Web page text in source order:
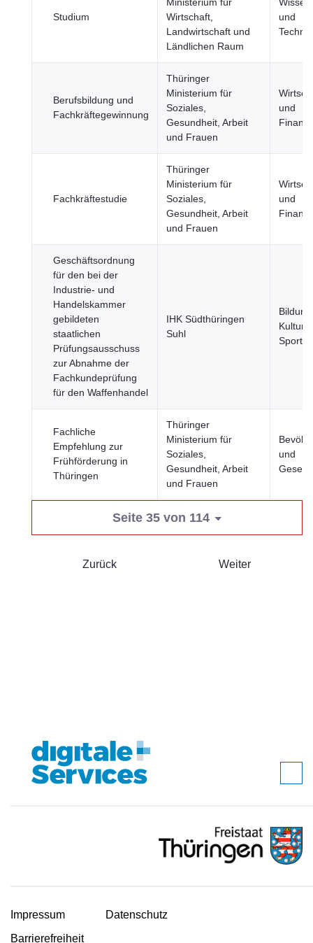
Studium
Wirtschaft,
Landwirtschaft und
Ländlichen Raum
und
Berufsbildung und
Fachkräftegewinnung
Thüringer
Ministerium für
Soziales,
Gesundheit, Arbeit
und Frauen
und
Fachkräftestudie
Thüringer
Ministerium für
Soziales,
Gesundheit, Arbeit
und Frauen
und
Geschäftsordnung
für den bei der
Industrie- und
Handelskammer
gebildeten
staatlichen
Prüfungsausschuss
zur Abnahme der
Fachkundeprüfung
für den Waffenhandel
IHK Südthüringen
Suhl
Kultur
Sport
Fachliche
Empfehlung zur
Frühförderung in
Thüringen
Thüringer
Ministerium für
Soziales,
Gesundheit, Arbeit
und Frauen
und
Seite 35 von 114
Zurück Weiter
Impressum
Datenschutz
Barrierefreiheit